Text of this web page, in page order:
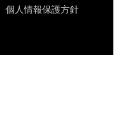
個人情報保護方針